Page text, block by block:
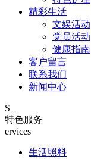
精彩生活
文娱活动
党员活动
健康指南
客户留言
联系我们
新闻中心
S
特色服务
ervices
生活照料